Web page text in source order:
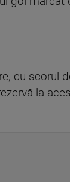
cu scorul
la